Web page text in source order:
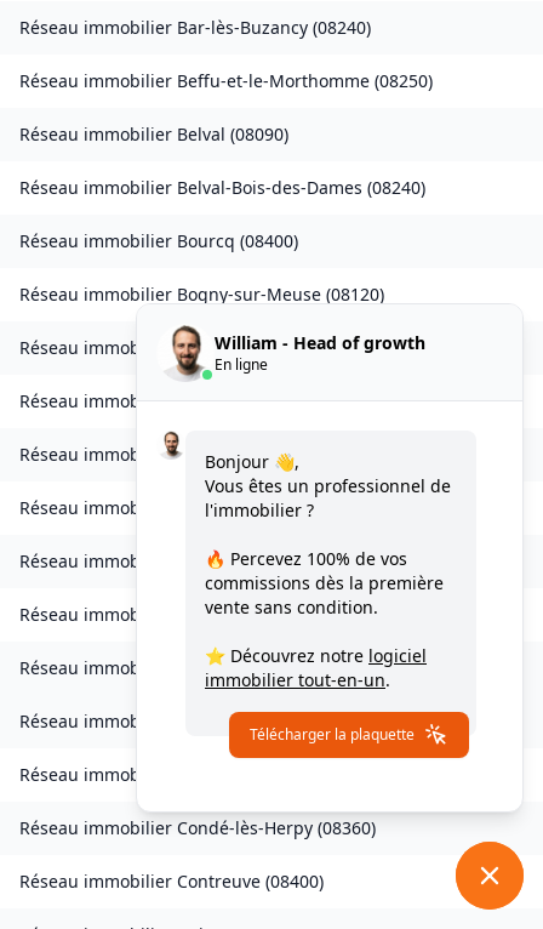
Réseau immobilier Bar-lès-Buzancy (08240)
Réseau immobilier Beffu-et-le-Morthomme (08250)
Réseau immobilier Belval (08090)
Réseau immobilier Belval-Bois-des-Dames (08240)
Réseau immobilier Bourcq (08400)
Réseau immobilier Bogny-sur-Meuse (08120)
Réseau immobilierBrévilly(08140 )
Réseau immobilierBulson(08450)
Réseau immobilierChagny(08430
Réseau immobilier Chalandry-Elaire(
Réseau immobilier Chardeny(08400)
Réseau immobilier Chatel-Chéhéry(08250)
Réseau immobilier Bairon et ses environs( 08390)
Réseau immobilier Bairon et ses environs
Réseau immobilier
Réseau immobilier Condé-lès-Herpy (08360)
Réseau immobilier Contreuve (08400)
William - Head of growth
En ligne
Bonjour 👋,
Vous êtes un professionnel de
l'immobilier ?
🔥 Percevez 100% de vos
commissions dès la première
vente sans condition.
⭐ Découvrez notre logiciel
immobilier tout-en-un.
Télécharger la plaquette